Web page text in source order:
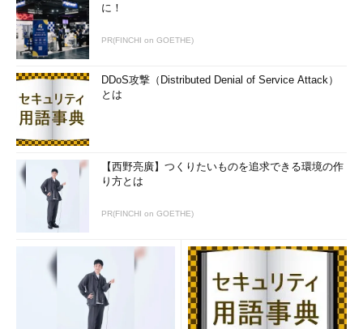
に！
PR(FINCHI on GOETHE)
DDoS攻撃（Distributed Denial of Service Attack）
とは
【西野亮廣】つくりたいものを追求できる環境の作
り方とは
PR(FINCHI on GOETHE)